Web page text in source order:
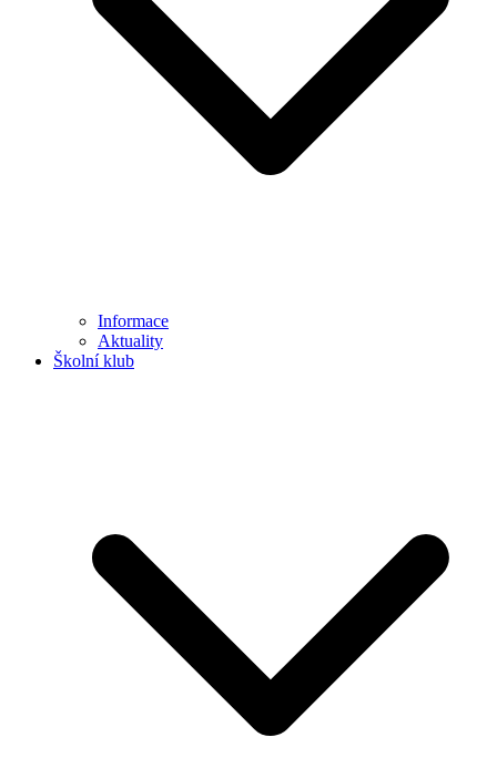
Informace
Aktuality
Školní klub